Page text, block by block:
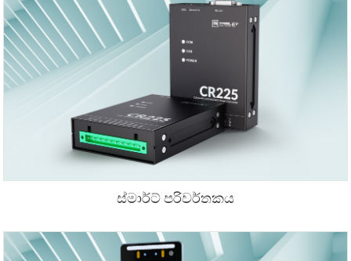
ස්මාර්ට් පරිවර්තකය